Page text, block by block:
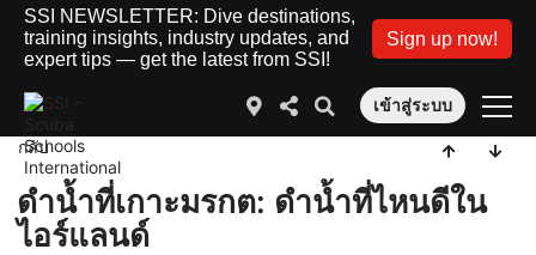
SSI NEWSLETTER: Dive destinations,
training insights, industry updates, and
expert tips — get the latest from SSI!
Sign up now!
เข้าสู่ระบบ
กลับ
ดำน้ำที่เกาะมรกต: ดำน้ำที่ไหนดีใน
ไอร์แลนด์